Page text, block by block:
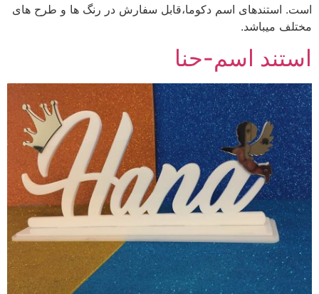
است. استندهای اسم دکوما،قابل سفارش در رنگ ها و طرح های
مختلف میباشد.
استند اسم-حنا